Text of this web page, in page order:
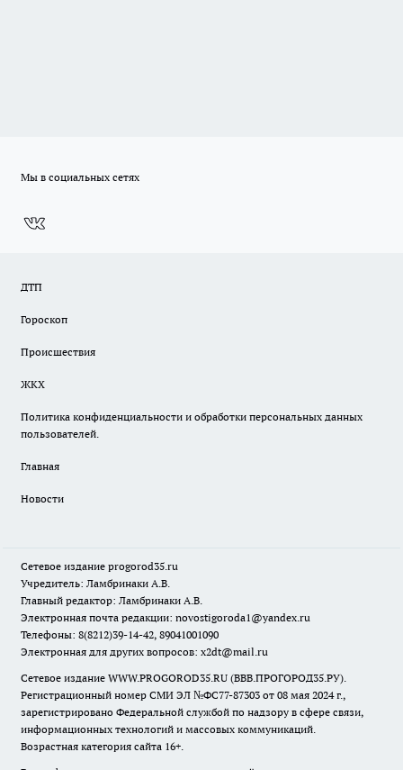
Мы в социальных сетях
ДТП
Гороскоп
Происшествия
ЖКХ
Политика конфиденциальности и обработки персональных данных
пользователей.
Главная
Новости
Сетевое издание progorod35.ru
Учредитель: Ламбринаки А.В.
Главный редактор: Ламбринаки А.В.
Электронная почта редакции: novostigoroda1@yandex.ru
Телефоны: 8(8212)39-14-42, 89041001090
Электронная для других вопросов: x2dt@mail.ru
Сетевое издание WWW.PROGOROD35.RU (ВВВ.ПРОГОРОД35.РУ).
Регистрационный номер СМИ ЭЛ №ФС77-87303 от 08 мая 2024 г.,
зарегистрировано Федеральной службой по надзору в сфере связи,
информационных технологий и массовых коммуникаций.
Возрастная категория сайта 16+.